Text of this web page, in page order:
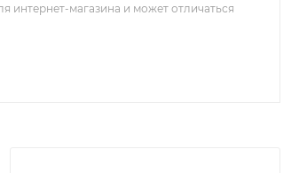
интернет-магазина и может отличаться